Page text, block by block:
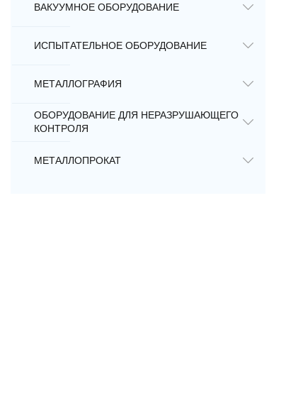
ВАКУУМНОЕ ОБОРУДОВАНИЕ
ИСПЫТАТЕЛЬНОЕ ОБОРУДОВАНИЕ
МЕТАЛЛОГРАФИЯ
ОБОРУДОВАНИЕ ДЛЯ НЕРАЗРУШАЮЩЕГО
КОНТРОЛЯ
МЕТАЛЛОПРОКАТ